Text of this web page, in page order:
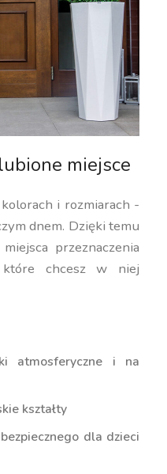
miejsce
i rozmiarach -
dnem. Dzięki temu
przeznaczenia
chcesz w niej
atmosferyczne i na
kształty
dla dzieci